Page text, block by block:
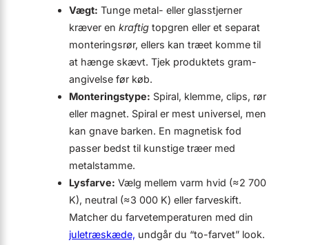
Vægt: Tunge metal- eller glasstjerner
kræver en kraftig topgren eller et separat
monteringsrør, ellers kan træet komme til
at hænge skævt. Tjek produktets gram-
angivelse før køb.
Monteringstype: Spiral, klemme, clips, rør
eller magnet. Spiral er mest universel, men
kan gnave barken. En magnetisk fod
passer bedst til kunstige træer med
metalstamme.
Lysfarve: Vælg mellem varm hvid (≈2 700
K), neutral (≈3 000 K) eller farveskift.
Matcher du farvetemperaturen med din
juletræskæde, undgår du “to-farvet” look.